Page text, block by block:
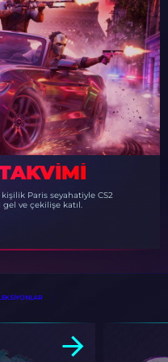
Paris seyahatiyle CS2
ve çekilişe katıl.